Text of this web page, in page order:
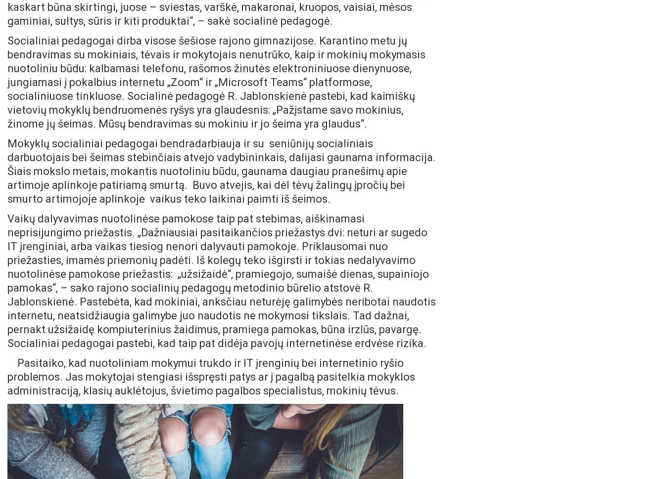
kaskart būna skirtingi, juose – sviestas, varškė, makaronai, kruopos, vaisiai, mėsos
gaminiai, sultys, sūris ir kiti produktai“, – sakė socialinė pedagogė.
Socialiniai pedagogai dirba visose šešiose rajono gimnazijose. Karantino metu jų
bendravimas su mokiniais, tėvais ir mokytojais nenutrūko, kaip ir mokinių mokymasis
nuotoliniu būdu: kalbamasi telefonu, rašomos žinutės elektroniniuose dienynuose,
jungiamasi į pokalbius internetu „Zoom“ ir „Microsoft Teams“ platformose,
socialiniuose tinkluose. Socialinė pedagogė R. Jablonskienė pastebi, kad kaimiškų
vietovių mokyklų bendruomenės ryšys yra glaudesnis: „Pažįstame savo mokinius,
žinome jų šeimas. Mūsų bendravimas su mokiniu ir jo šeima yra glaudus“.
Mokyklų socialiniai pedagogai bendradarbiauja ir su seniūnijų socialiniais
darbuotojais bei šeimas stebinčiais atvejo vadybininkais, dalijasi gaunama informacija.
Šiais mokslo metais, mokantis nuotoliniu būdu, gaunama daugiau pranešimų apie
artimoje aplinkoje patiriamą smurtą. Buvo atvejis, kai dėl tėvų žalingų įpročių bei
smurto artimojoje aplinkoje vaikus teko laikinai paimti iš šeimos.
Vaikų dalyvavimas nuotolinėse pamokose taip pat stebimas, aiškinamasi
neprisijungimo priežastis. „Dažniausiai pasitaikančios priežastys dvi: neturi ar sugedo
IT įrenginiai, arba vaikas tiesiog nenori dalyvauti pamokoje. Priklausomai nuo
priežasties, imamės priemonių padėti. Iš kolegų teko išgirsti ir tokias nedalyvavimo
nuotolinėse pamokose priežastis: „užsižaidė“, pramiegojo, sumaišė dienas, supainiojo
pamokas“, – sako rajono socialinių pedagogų metodinio būrelio atstovė R.
Jablonskienė. Pastebėta, kad mokiniai, anksčiau neturėję galimybės neribotai naudotis
internetu, neatsidžiaugia galimybe juo naudotis ne mokymosi tikslais. Tad dažnai,
pernakt užsižaidę kompiuterinius žaidimus, pramiega pamokas, būna irzlūs, pavargę.
Socialiniai pedagogai pastebi, kad taip pat didėja pavojų internetinėse erdvėse rizika.
Pasitaiko, kad nuotoliniam mokymui trukdo ir IT įrenginių bei internetinio ryšio
problemos. Jas mokytojai stengiasi išspręsti patys ar į pagalbą pasitelkia mokyklos
administraciją, klasių auklėtojus, švietimo pagalbos specialistus, mokinių tėvus.